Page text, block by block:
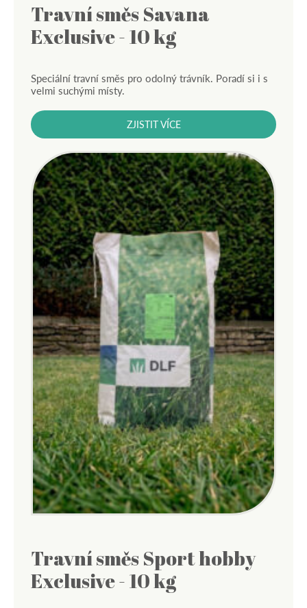
Travní směs Savana
Exclusive - 10 kg
Speciální travní směs pro odolný trávník. Poradí si i s
velmi suchými místy.
ZJISTIT VÍCE
Travní směs Sport hobby
Exclusive - 10 kg